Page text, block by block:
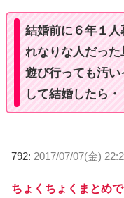
結婚前に６年１
れなりな人だっ
遊び行っても汚
して結婚したら・
792: 2017/07/07(金)
ちょくちょくまとめ